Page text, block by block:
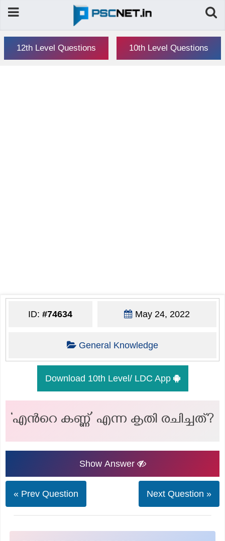
12th Level Questions 10th Level Questions
ID:#74634 May 24, 2022
General Knowledge
Download 10th Level/ LDC App
‘എന്‍റെ കണ്ണ്’ എന്ന കൃതി രചിച്ചത്?
Show Answer
« Prev Question Next Question »